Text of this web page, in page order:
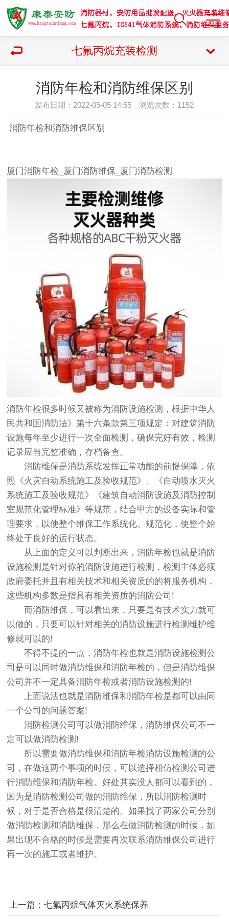
七氟丙烷充装检测
消防年检和消防维保区别
发布日期：2022-05-05 14:55 浏览次数： 1152
消防年检和消防维保区别
厦门消防年检_厦门消防维保_厦门消防检测
消防年检很多时候又被称为消防设施检测，根据中华人
民共和国消防法》第十六条款第三项规定：对建筑消防
设施每年至少进行一次全面检测，确保完好有效，检测
记录应当完整准确，存档备查。
消防维保是消防系统发挥正常功能的前提保障，依
照《火灾自动系统施工及验收规范》、《自动喷水灭火
系统施工及验收规范》《建筑自动消防设施及消防控制
室规范化管理标准》等规范，结合甲方的设备实际和管
理要求，以使整个维保工作系统化、规范化，使整个始
终处于良好的运行状态。
从上面的定义可以判断出来，消防年检也就是消防
设施检测是针对你的消防设施进行检测，检测主体必须
政府委托并且有相关技术和相关资质的的将服务机构，
这些机构多数是指具有相关资质的消防公司!
而消防维保，可以看出来，只要是有技术实力就可
以做的，只要可以针对相关的消防设施进行检测维护维
修就可以的!
不得不提的一点，消防年检也就是消防设施检测公
司是可以同时做消防维保和消防年检的，但是消防维保
公司并不一定具备消防年检或者消防设施检测的!
上面说法也就是消防维保和消防年检是都可以由同
一个公司的问题答案!
消防检测公司可以做消防维保，消防维保公司不一
定可以做消防检测!
所以需要做消防维保和消防年检消防设施检测的公
司，在做这两个事项的时候，可以选择相仿检测公司进
行消防维保和消防年检。好处其实没人都可以看到的，
因为是消防检测公司做的消防维保，所以消防检测时
候，对于是否合格是很清楚的。如果找了两家公司分别
做消防检测和消防维保，那么在做消防检测的时候，如
果出现不合格的时候是需要再次联系消防维保公司进行
再一次的施工或者维护。
上一篇：七氟丙烷气体灭火系统保养